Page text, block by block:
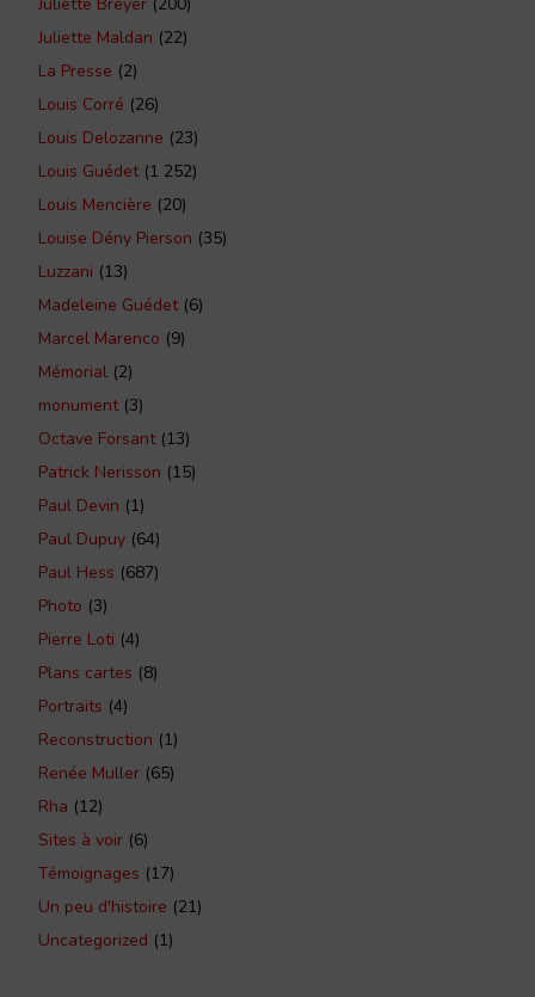
Juliette Maldan (22)
La Presse (2)
Louis Corré (26)
Louis Delozanne (23)
Louis Guédet(1 252)
Louis Mencière (20)
Louise Dény Pierson (35)
Luzzani (13)
Madeleine Guédet(6)
Marcel Marenco (9)
Mémorial (2)
monument(3)
Octave Forsant(13)
Patrick Nerisson (15)
Paul Devin (1)
Paul Dupuy (64)
Paul Hess (687)
Photo (3)
Pierre Loti (4)
Plans cartes (8)
Portraits (4)
Reconstruction (1)
Renée Muller (65)
Rha (12)
Sites à voir (6)
Témoignages (17)
Un peu d'histoire (21)
Uncategorized (1)